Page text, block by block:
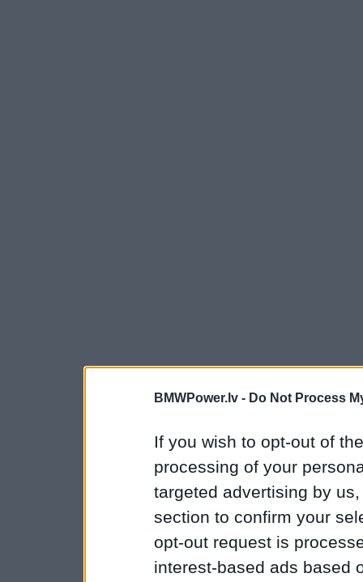
BMWPower.lv - Do Not Process
If you wish to opt-out of
processing of your
targeted advertising by
section to confirm your
opt-out request is
interest-based ads based